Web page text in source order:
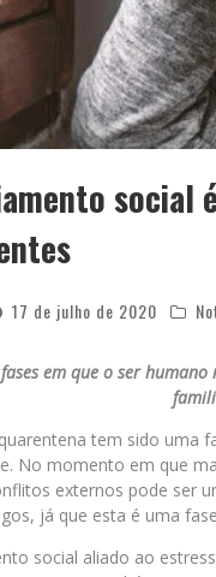
social
17 de julho de 2020
em que o ser
tem sido uma
No momento em que
externos pode ser
já que esta é uma
social aliado ao